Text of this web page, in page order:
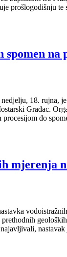
prošlogodišnju
spomen na
nedjelju, 18. rujna,
Gradac.
procesijom do
mjerenja
prethodnih
nastavak